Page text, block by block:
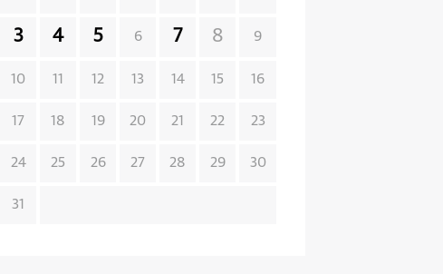
3 4 5 6 7 8 9
10 11 12 13 14 15 16
17 18 19 20 21 22 23
24 25 26 27 28 29 30
31